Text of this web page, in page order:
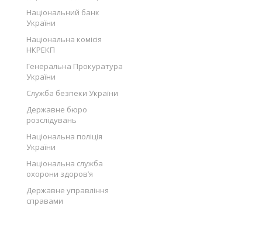
Національний банк
України
Національна комісія
НКРЕКП
Генеральна Прокуратура
України
Служба безпеки України
Державне бюро
розслідувань
Національна поліція
України
Національна служба
охорони здоров’я
Державне управління
справами